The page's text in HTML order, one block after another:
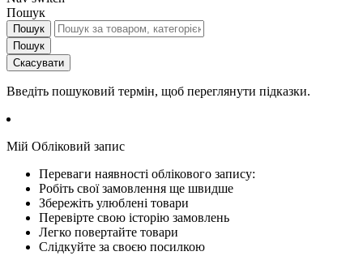
Пошук
Пошук
Пошук
Скасувати
Введіть пошуковий термін, щоб переглянути підказки.
Мій Обліковий запис
Переваги наявності облікового запису:
Робіть свої замовлення ще швидше
Збережіть улюблені товари
Перевірте свою історію замовлень
Легко повертайте товари
Слідкуйте за своєю посилкою